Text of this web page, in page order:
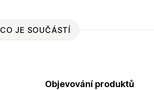
CO JE SOUČÁSTÍ
Objevování produktů